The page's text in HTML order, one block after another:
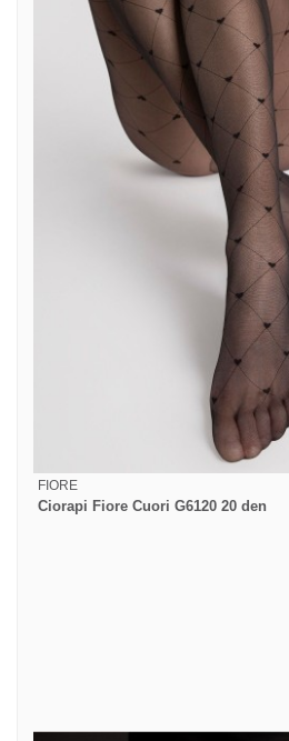
FIORE
Ciorapi Fiore Cuori G6120 20 den